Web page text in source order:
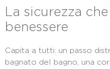
La sicurezza
benessere
Capita a tutti: un passo
bagnato del bagno, una